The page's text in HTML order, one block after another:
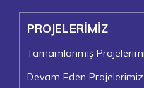
PROJELERİMİZ
Tamamlanmış
Devam Eden Projelerimiz